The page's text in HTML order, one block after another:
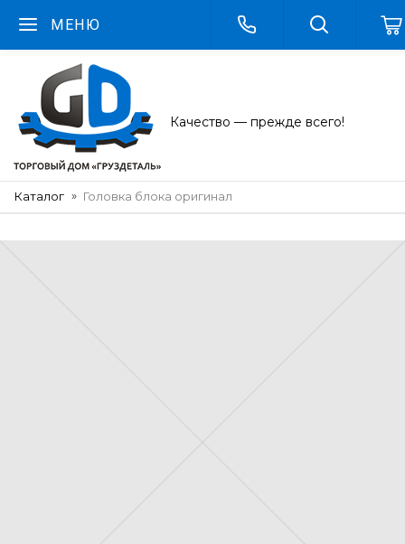
МЕНЮ
Качество — прежде всего!
Каталог Головка блока оригинал